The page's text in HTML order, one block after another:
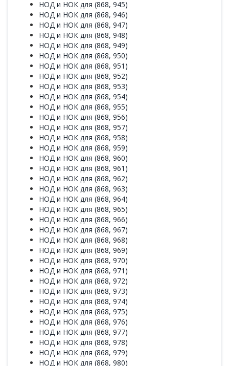
НОД и НОК для (868, 945)
НОД и НОК для (868, 946)
НОД и НОК для (868, 947)
НОД и НОК для (868, 948)
НОД и НОК для (868, 949)
НОД и НОК для (868, 950)
НОД и НОК для (868, 951)
НОД и НОК для (868, 952)
НОД и НОК для (868, 953)
НОД и НОК для (868, 954)
НОД и НОК для (868, 955)
НОД и НОК для (868, 956)
НОД и НОК для (868, 957)
НОД и НОК для (868, 958)
НОД и НОК для (868, 959)
НОД и НОК для (868, 960)
НОД и НОК для (868, 961)
НОД и НОК для (868, 962)
НОД и НОК для (868, 963)
НОД и НОК для (868, 964)
НОД и НОК для (868, 965)
НОД и НОК для (868, 966)
НОД и НОК для (868, 967)
НОД и НОК для (868, 968)
НОД и НОК для (868, 969)
НОД и НОК для (868, 970)
НОД и НОК для (868, 971)
НОД и НОК для (868, 972)
НОД и НОК для (868, 973)
НОД и НОК для (868, 974)
НОД и НОК для (868, 975)
НОД и НОК для (868, 976)
НОД и НОК для (868, 977)
НОД и НОК для (868, 978)
НОД и НОК для (868, 979)
НОД и НОК для (868, 980)